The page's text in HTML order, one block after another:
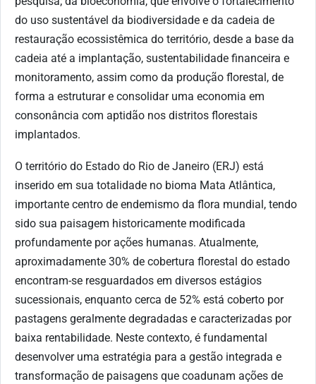
do uso sustentável da biodiversidade e da cadeia de
restauração ecossistêmica do território, desde a base da
cadeia até a implantação, sustentabilidade financeira e
monitoramento, assim como da produção florestal, de
forma a estruturar e consolidar uma economia em
consonância com aptidão nos distritos florestais
implantados.
O território do Estado do Rio de Janeiro (ERJ) está
inserido em sua totalidade no bioma Mata Atlântica,
importante centro de endemismo da flora mundial, tendo
sido sua paisagem historicamente modificada
profundamente por ações humanas. Atualmente,
aproximadamente 30% de cobertura florestal do estado
encontram-se resguardados em diversos estágios
sucessionais, enquanto cerca de 52% está coberto por
pastagens geralmente degradadas e caracterizadas por
baixa rentabilidade. Neste contexto, é fundamental
desenvolver uma estratégia para a gestão integrada e
transformação de paisagens que coadunam ações de